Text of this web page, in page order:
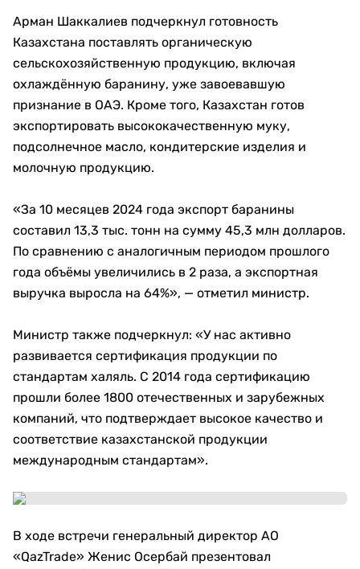
Арман Шаккалиев подчеркнул готовность
Казахстана поставлять органическую
сельскохозяйственную продукцию, включая
охлаждённую баранину, уже завоевавшую
признание в ОАЭ. Кроме того, Казахстан готов
экспортировать высококачественную муку,
подсолнечное масло, кондитерские изделия и
молочную продукцию.
«За 10 месяцев 2024 года экспорт баранины
составил 13,3 тыс. тонн на сумму 45,3 млн долларов.
По сравнению с аналогичным периодом прошлого
года объёмы увеличились в 2 раза, а экспортная
выручка выросла на 64%», — отметил министр.
Министр также подчеркнул: «У нас активно
развивается сертификация продукции по
стандартам халяль. С 2014 года сертификацию
прошли более 1800 отечественных и зарубежных
компаний, что подтверждает высокое качество и
соответствие казахстанской продукции
международным стандартам».
В ходе встречи генеральный директор АО
«QazTrade» Женис Осербай презентовал